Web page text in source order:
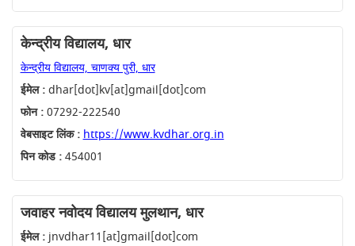
केन्द्रीय विद्यालय, धार
केन्द्रीय विद्यालय, चाणक्य पुरी, धार
ईमेल :dhar[dot]kv[at]gmail[dot]com
फोन :07292-222540
वेबसाइट लिंक : https://www.kvdhar.org.in
पिन कोड :454001
जवाहर नवोदय विद्यालय मुलथान, धार
ईमेल :jnvdhar11[at]gmail[dot]com